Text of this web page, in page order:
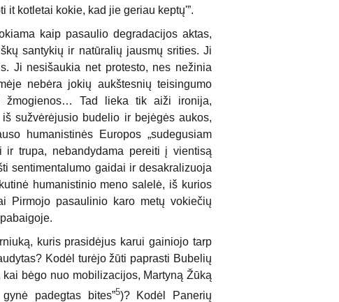
it kotletai kokie, kad jie geriau keptų'”.
kaip pasaulio degradacijos aktas,
santykių ir natūralių jausmų srities. Ji
Ji nesišaukia net protesto, nes nežinia
nebėra jokių aukštesnių teisingumo
Tad lieka tik aiži ironija,
sužvėrėjusio budelio ir bejėgės aukos,
humanistinės Europos „sudegusiam
ir trupa, nebandydama pereiti į vientisą
sentimentalumo gaidai ir desakralizuoja
humanistinio meno salelė, iš kurios
Pirmojo pasaulinio karo metų vokiečių
kuris prasidėjus karui gainiojo tarp
Kodėl turėjo žūti paprasti Bubelių
bėgo nuo mobilizacijos, Martyną Žūką
padegtas bites”5)? Kodėl Panerių